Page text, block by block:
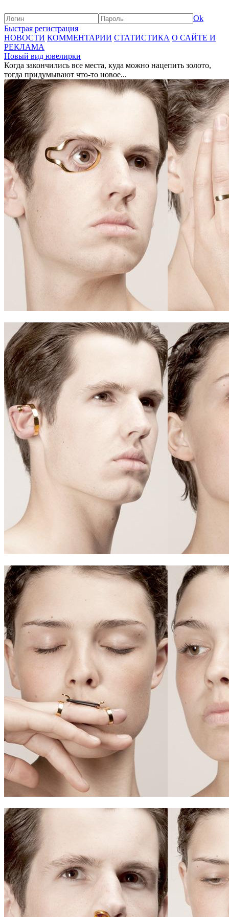
Ok
Быстрая регистрация
НОВОСТИ КОММЕНТАРИИ СТАТИСТИКА О САЙТЕ И
РЕКЛАМА
Новый вид ювелирки
Когда закончились все места, куда можно нацепить золото,
тогда придумывают что-то новое...